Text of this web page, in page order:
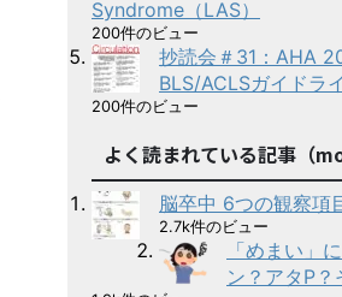
Syndrome（LAS）
200件のビュー
抄読会＃31：AHA
BLS/ACLSガイドラ
200件のビュー
よく読まれている記事（
脳卒中 6つの観察項
2.7k件のビュー
「めまい」
ン？アタP